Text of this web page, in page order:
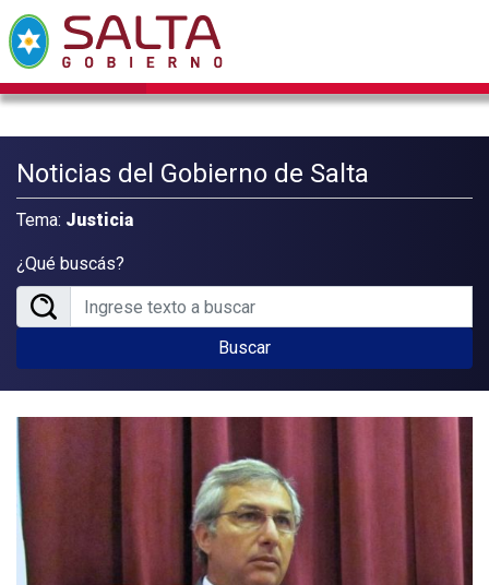
Noticias del Gobierno de Salta
Tema: Justicia
¿Qué buscás?
Buscar